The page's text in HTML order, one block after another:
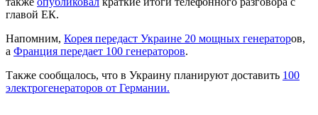
главой ЕК.
Напомним, Корея передаст Украине 20 мощных генераторов,
а Франция передает 100 генераторов.
Также сообщалось, что в Украину планируют доставить 100
электрогенераторов от Германии.